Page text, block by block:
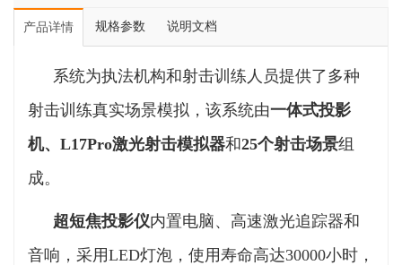
产品详情 规格参数 说明文档
系统为执法机构和射击训练人员提供了多种
射击训练真实场景模拟，该系统由一体式投影
机、L17Pro激光射击模拟器和25个射击场景组
成。
超短焦投影仪内置电脑、高速激光追踪器和
音响，采用LED灯泡，使用寿命高达30000小时，